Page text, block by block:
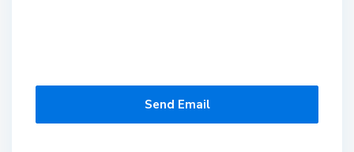
Send Email